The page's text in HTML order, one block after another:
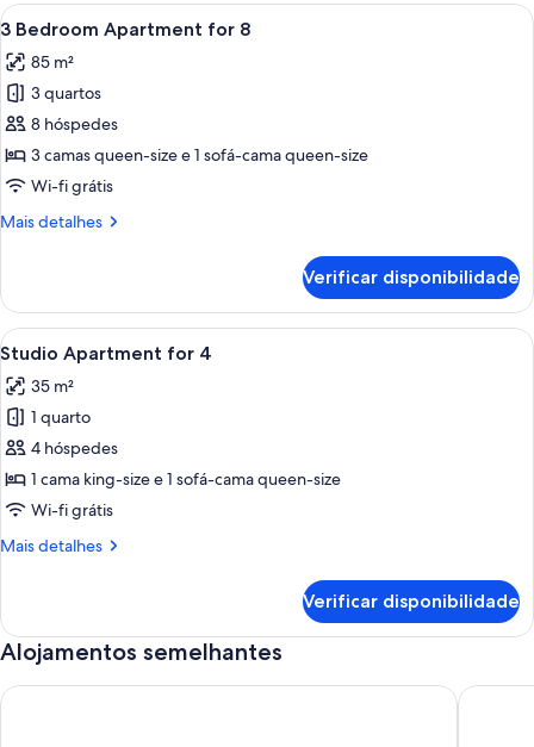
Bedroom
for
6
Ver
todas
as
imagens
de
3
Bedroom
for
Quarto de hotel com uma cama
16
3 Bedroom Apartment for 8
85 m²
3 quartos
8 hóspedes
3 camas queen-size e 1 sofá-cama queen-size
Wi-fi grátis
Mais detalhes
Mais
quarto:
Bedroom
Apartment
for
8
Verificar disponibilidade
Ver
todas
as
imagens
de
Studio
Apartment
4
Quarto de hotel com cama,
16
Studio Apartment for 4
35 m²
1 quarto
4 hóspedes
1 cama king-size e 1 sofá-cama queen-size
Wi-fi grátis
Mais detalhes
Mais
quarto:
Studio
for
Verificar disponibilidade
Alojamentos semelhantes
Cozy and Spacious Apartment closed to public Transport